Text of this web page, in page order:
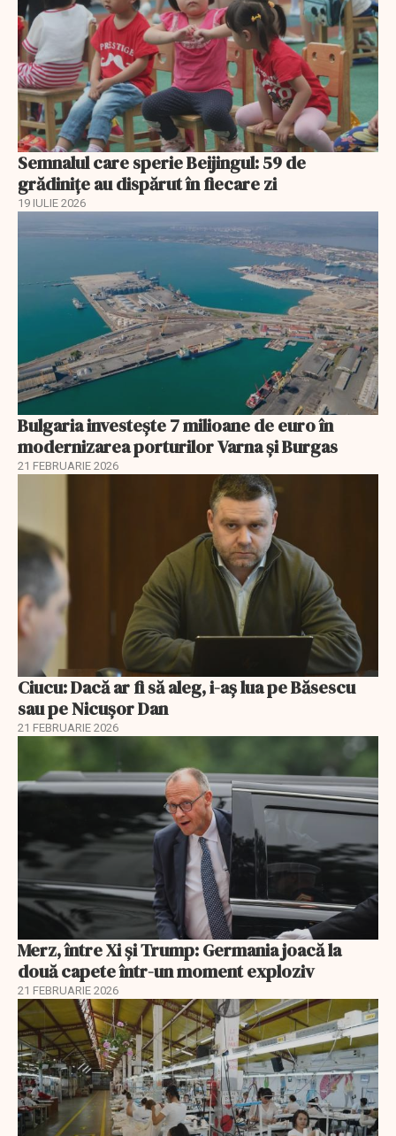
Semnalul care sperie Beijingul: 59 de
grădinițe au dispărut în fiecare zi
19 IULIE 2026
Bulgaria investește 7 milioane de euro în
modernizarea porturilor Varna și Burgas
21 FEBRUARIE 2026
Ciucu: Dacă ar fi să aleg, i-aș lua pe Băsescu
sau pe Nicușor Dan
21 FEBRUARIE 2026
Merz, între Xi și Trump: Germania joacă la
două capete într-un moment exploziv
21 FEBRUARIE 2026